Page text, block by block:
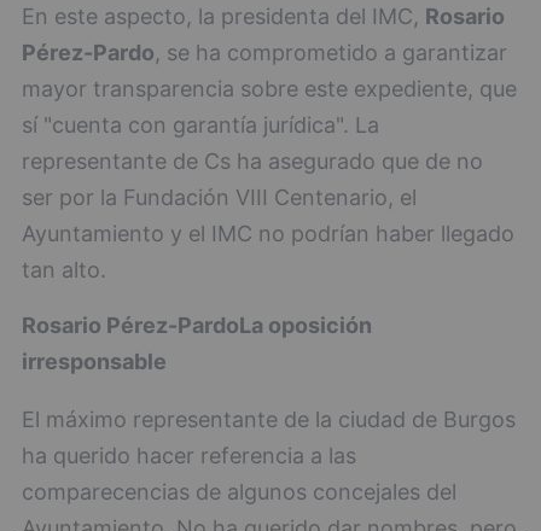
En este aspecto, la presidenta del IMC, Rosario
Pérez-Pardo, se ha comprometido a garantizar
mayor transparencia sobre este expediente, que
sí "cuenta con garantía jurídica". La
representante de Cs ha asegurado que de no
ser por la Fundación VIII Centenario, el
Ayuntamiento y el IMC no podrían haber llegado
tan alto.
Rosario Pérez-PardoLa oposición
irresponsable
El máximo representante de la ciudad de Burgos
ha querido hacer referencia a las
comparecencias de algunos concejales del